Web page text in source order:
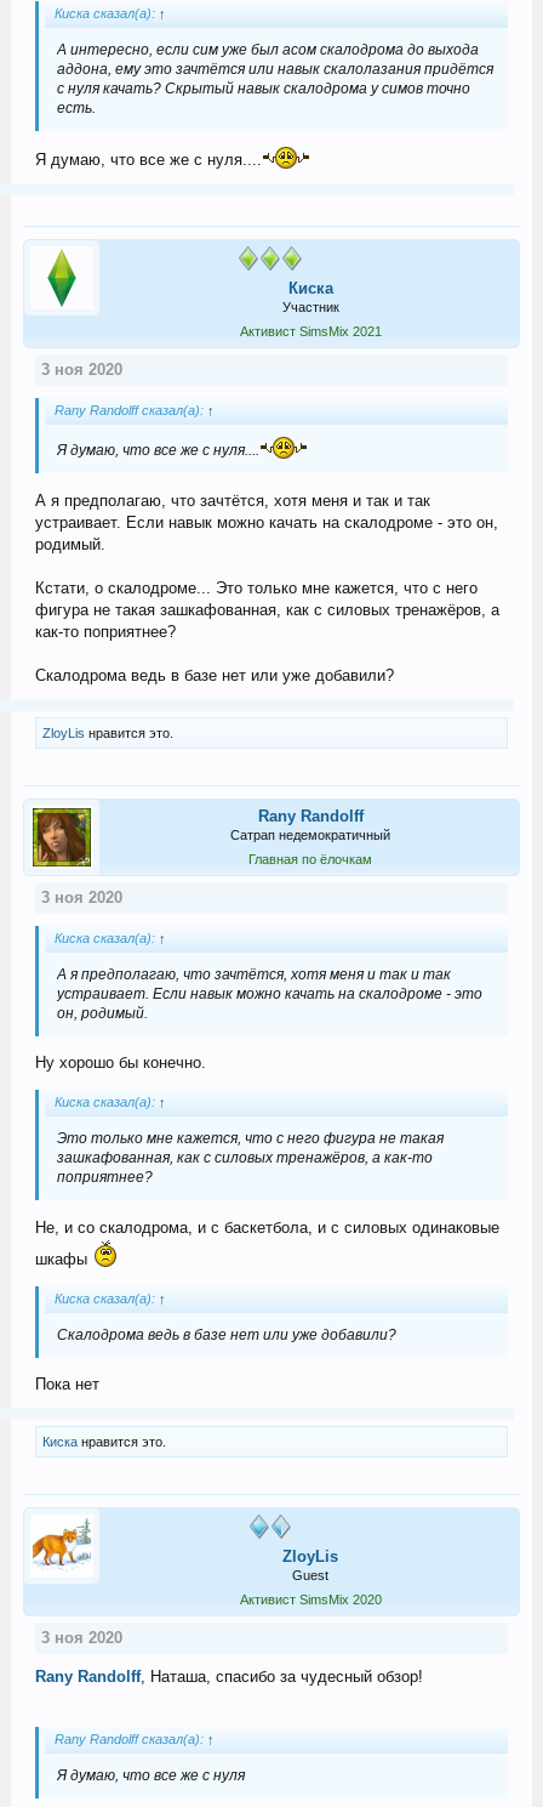
Киска сказал(а): ↑
А интересно, если сим уже был асом скалодрома до выхода
аддона, ему это зачтётся или навык скалолазания придётся
с нуля качать? Скрытый навык скалодрома у симов точно
есть.
Я думаю, что все же с нуля....
Киска
Участник
Активист SimsMix 2021
3 ноя 2020
Rany Randolff сказал(а): ↑
Я думаю, что все же с нуля....
А я предполагаю, что зачтётся, хотя меня и так и так
устраивает. Если навык можно качать на скалодроме - это он,
родимый.
Кстати, о скалодроме... Это только мне кажется, что с него
фигура не такая зашкафованная, как с силовых тренажёров, а
как-то поприятнее?
Скалодрома ведь в базе нет или уже добавили?
ZloyLis нравится это.
Rany Randolff
Сатрап недемократичный
Главная по ёлочкам
3 ноя 2020
Киска сказал(а): ↑
А я предполагаю, что зачтётся, хотя меня и так и так
устраивает. Если навык можно качать на скалодроме - это
он, родимый.
Ну хорошо бы конечно.
Киска сказал(а): ↑
Это только мне кажется, что с него фигура не такая
зашкафованная, как с силовых тренажёров, а как-то
поприятнее?
Не, и со скалодрома, и с баскетбола, и с силовых одинаковые
шкафы
Киска сказал(а): ↑
Скалодрома ведь в базе нет или уже добавили?
Пока нет
Кисканравится это.
ZloyLis
Guest
Активист SimsMix 2020
3 ноя 2020
Rany Randolff, Наташа, спасибо за чудесный обзор!
Rany Randolff сказал(а): ↑
Я думаю, что все же с нуля